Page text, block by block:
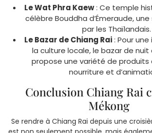
Le Wat Phra Kaew: Ce temple
célèbre Bouddha d’Émeraude,
par les Thaïlandais.
Le Bazar de Chiang Rai: Pour
la culture locale, le bazar de nuit
propose une variété de produits
nourriture et
Conclusion Chiang Rai
Mékong
Se rendre à Chiang Rai depuis une